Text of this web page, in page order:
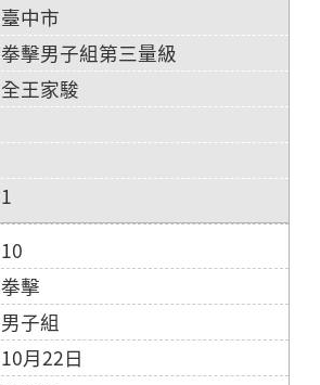
臺中市
拳擊男子組第三量級
全王家駿
1
10
拳擊
男子組
10月22日